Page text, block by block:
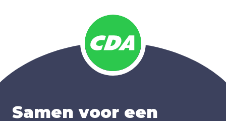
Samen voor een